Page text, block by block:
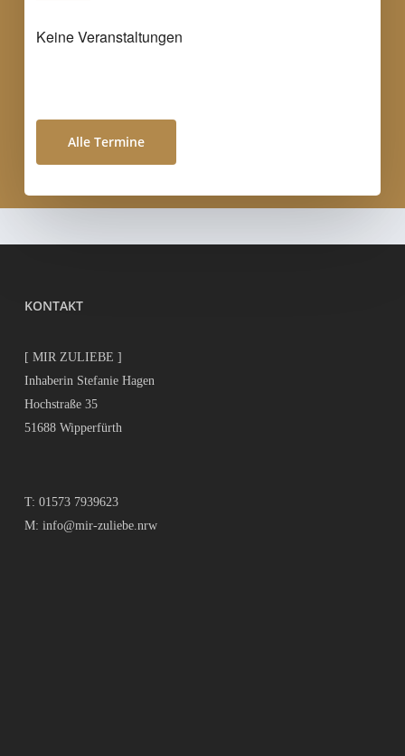
Keine Veranstaltungen
Alle Termine
KONTAKT
[ MIR ZULIEBE ]
Inhaberin Stefanie Hagen
Hochstraße 35
51688 Wipperfürth
T: 01573 7939623
M: info@mir-zuliebe.nrw